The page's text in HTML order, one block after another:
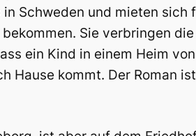
Schweden und mieten sich
Sie verbringen
ein Kind in einem Heim
Hause kommt. Der Roman